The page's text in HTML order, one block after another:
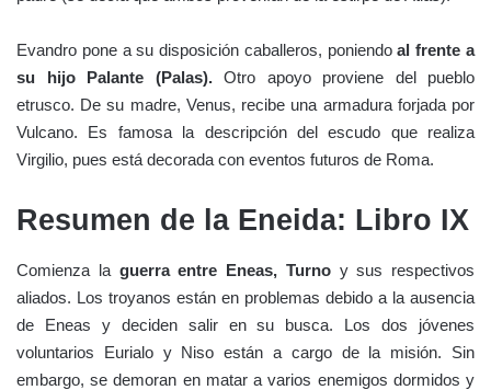
Evandro pone a su disposición caballeros, poniendoal frente a
su hijo Palante (Palas).Otro apoyo proviene del pueblo
etrusco. De su madre, Venus, recibe una armadura forjada por
Vulcano. Es famosa la descripción del escudo que realiza
Virgilio, pues está decorada con eventos futuros de Roma.
Resumen de la Eneida: Libro IX
Comienza la guerra entre Eneas, Turnoy sus respectivos
aliados. Los troyanos están en problemas debido a la ausencia
de Eneas y deciden salir en su busca. Los dos jóvenes
voluntarios Eurialo y Niso están a cargo de la misión. Sin
embargo, se demoran en matar a varios enemigos dormidos y